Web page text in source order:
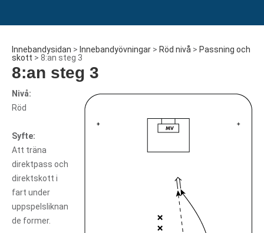
Innebandysidan > Innebandyövningar > Röd nivå > Passning och
skott > 8:an steg 3
8:an steg 3
Nivå:
Röd
Syfte:
Att träna
direktpass och
direktskott i
fart under
uppspelsliknan
de former.